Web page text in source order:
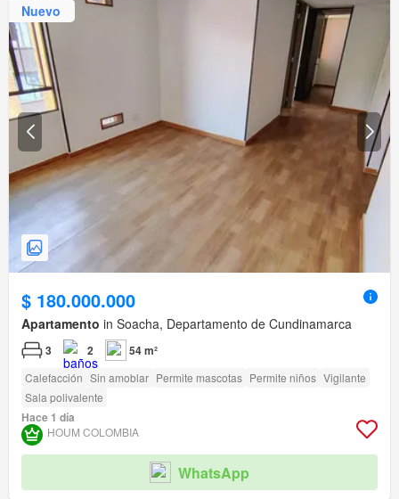
Nuevo
$ 180.000.000
Apartamento in Soacha, Departamento de Cundinamarca
3 2 54 m²
Calefacción Sin amoblar Permite mascotas Permite niños Vigilante
Sala polivalente
Hace 1 día
HOUM COLOMBIA
WhatsApp